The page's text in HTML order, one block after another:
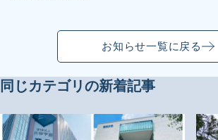
お知らせ一覧に戻る
同じカテゴリの新着記事